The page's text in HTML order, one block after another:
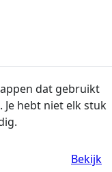
dat gebruikt
hebt niet elk stuk
Bekijk